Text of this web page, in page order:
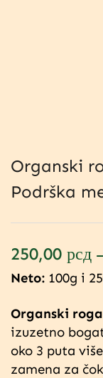
Organski
Podrška
250,00 рсд –
Neto: 100g i
Organski
izuzetno
oko 3 puta
zamena za